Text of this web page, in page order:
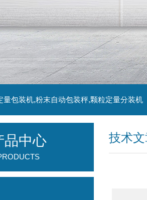
量包装机,粉末自动包装秤,颗粒定量分装机
技术
品中心